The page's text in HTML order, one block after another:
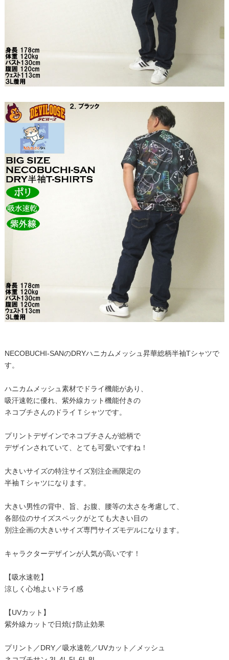
NECOBUCHI-SANのDRYハニカムメッシュ昇華総柄半袖Tシャツで
す。
ハニカムメッシュ素材でドライ機能があり、
吸汗速乾に優れ、紫外線カット機能付きの
ネコブチさんのドライＴシャツです。
プリントデザインでネコブチさんが総柄で
デザインされていて、とても可愛いですね！
大きいサイズの特注サイズ別注企画限定の
半袖Ｔシャツになります。
大きい男性の背中、旨、お腹、腰等の太さを考慮して、
各部位のサイズスペックがとても大きい目の
別注企画の大きいサイズ専門サイズモデルになります。
キャラクターデザインが人気が高いです！
【吸水速乾】
涼しく心地よいドライ感
【UVカット】
紫外線カットで日焼け防止効果
プリント／DRY／吸水速乾／UVカット／メッシュ